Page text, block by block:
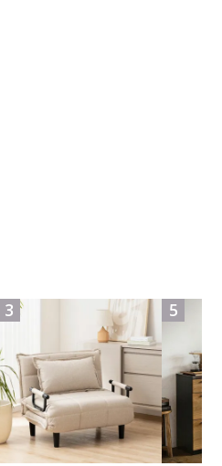
3 5